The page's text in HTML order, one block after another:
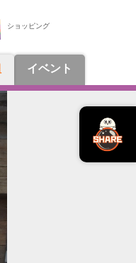
ショッピング
イベント